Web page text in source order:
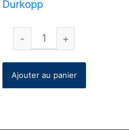
Durkopp
Ajouter au panier